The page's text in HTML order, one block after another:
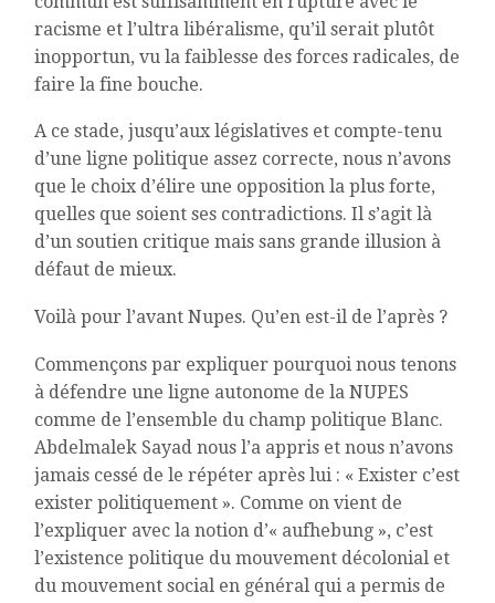
racisme et l’ultra libéralisme, qu’il serait plutôt
inopportun, vu la faiblesse des forces radicales, de
faire la fine bouche.
A ce stade, jusqu’aux législatives et compte-tenu
d’une ligne politique assez correcte, nous n’avons
que le choix d’élire une opposition la plus forte,
quelles que soient ses contradictions. Il s’agit là
d’un soutien critique mais sans grande illusion à
défaut de mieux.
Voilà pour l’avant Nupes. Qu’en est-il de l’après ?
Commençons par expliquer pourquoi nous tenons
à défendre une ligne autonome de la NUPES
comme de l’ensemble du champ politique Blanc.
Abdelmalek Sayad nous l’a appris et nous n’avons
jamais cessé de le répéter après lui : « Exister c’est
exister politiquement ». Comme on vient de
l’expliquer avec la notion d’« aufhebung », c’est
l’existence politique du mouvement décolonial et
du mouvement social en général qui a permis de